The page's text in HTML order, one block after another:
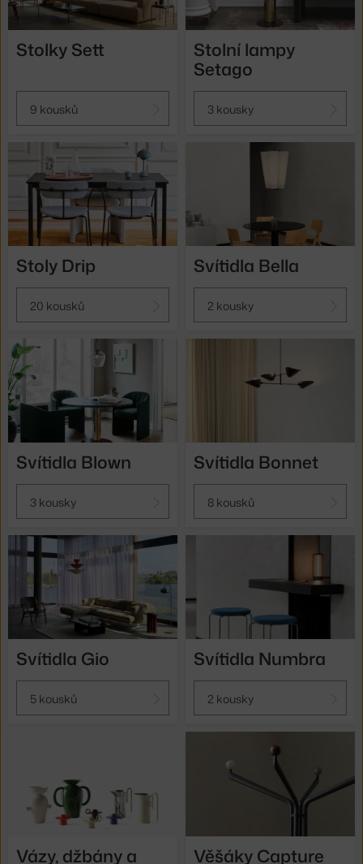
Stolky Sett
9 kousků
Stolní lampy
Setago
3 kousky
Stoly Drip
20 kousků
Svítidla Bella
2 kousky
Svítidla Blown
3 kousky
Svítidla Bonnet
8 kousků
Svítidla Gio
5 kousků
Svítidla Numbra
2 kousky
Vázy, džbány a
Věšáky Capture